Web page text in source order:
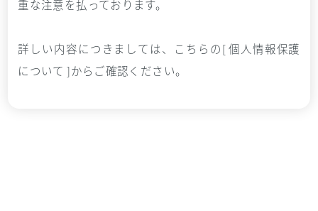
重な注意を払っております。
詳しい内容につきましては、こちらの[ 個人情報保護
について ]からご確認ください。